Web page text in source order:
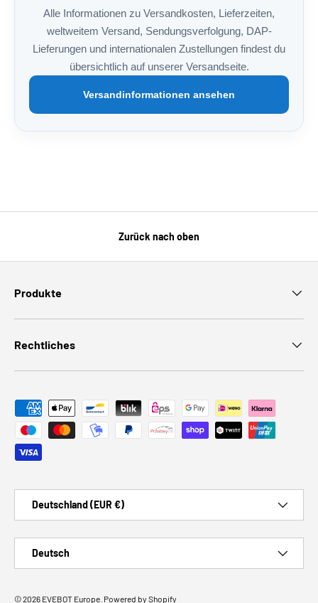
Alle Informationen zu Versandkosten, Lieferzeiten,
weltweitem Versand, Sendungsverfolgung, DAP-
Lieferungen und internationalen Zustellungen findest du
übersichtlich auf unserer Versandseite.
Versandinformationen ansehen
Zurück nach oben
Produkte
Rechtliches
Zahlungsmethoden
Deutschland (EUR €)
Deutsch
© 2026 EVEBOT Europe Powered by Shopify